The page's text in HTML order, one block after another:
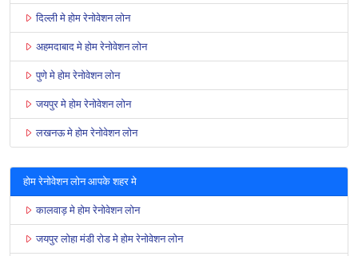
दिल्ली मे होम रेनोवेशन लोन
अहमदाबाद मे होम रेनोवेशन लोन
पुणे मे होम रेनोवेशन लोन
जयपुर मे होम रेनोवेशन लोन
लखनऊ मे होम रेनोवेशन लोन
होम रेनोवेशन लोन आपके शहर मे
कालवाड़ मे होम रेनोवेशन लोन
जयपुर लोहा मंडी रोड मे होम रेनोवेशन लोन